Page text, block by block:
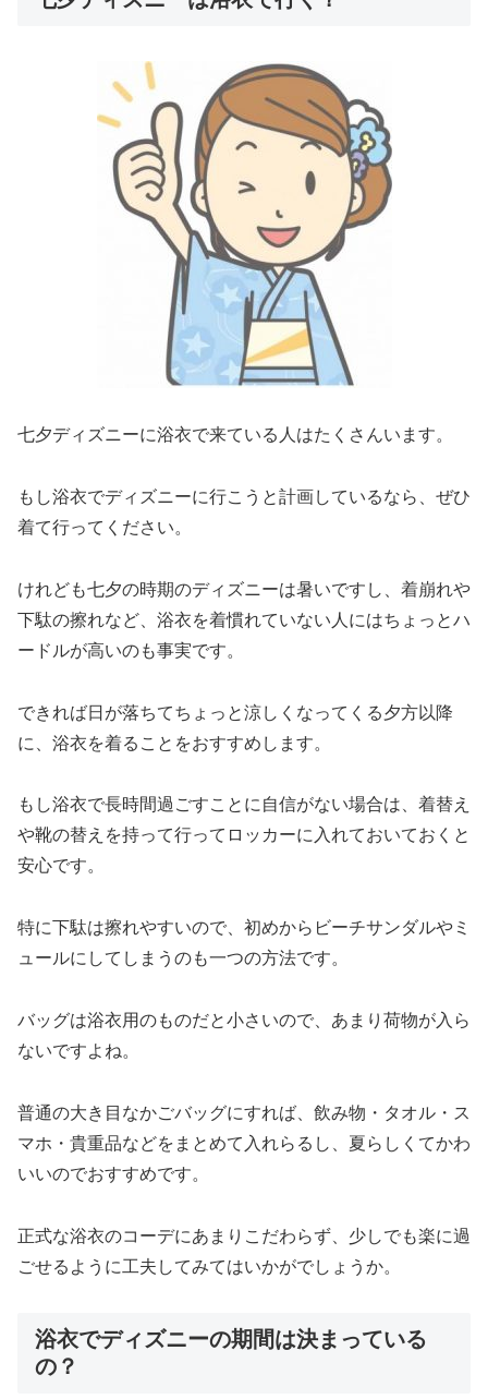
七夕ディズニーに浴衣で来ている人はたくさんいます。
もし浴衣でディズニーに行こうと計画しているなら、ぜひ
着て行ってください。
けれども七夕の時期のディズニーは暑いですし、着崩れや
下駄の擦れなど、浴衣を着慣れていない人にはちょっとハ
ードルが高いのも事実です。
できれば日が落ちてちょっと涼しくなってくる夕方以降
に、浴衣を着ることをおすすめします。
もし浴衣で長時間過ごすことに自信がない場合は、着替え
や靴の替えを持って行ってロッカーに入れておいておくと
安心です。
特に下駄は擦れやすいので、初めからビーチサンダルやミ
ュールにしてしまうのも一つの方法です。
バッグは浴衣用のものだと小さいので、あまり荷物が入ら
ないですよね。
普通の大き目なかごバッグにすれば、飲み物・タオル・ス
マホ・貴重品などをまとめて入れらるし、夏らしくてかわ
いいのでおすすめです。
正式な浴衣のコーデにあまりこだわらず、少しでも楽に過
ごせるように工夫してみてはいかがでしょうか。
浴衣でディズニーの期間は決まっている
の？